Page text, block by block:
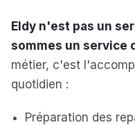
Eldy n'est pas un
sommes un service
métier, c'est
quotidien :
Préparation des